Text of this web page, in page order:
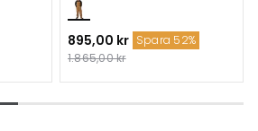
895,00 kr Spara 52%
1.865,00 kr